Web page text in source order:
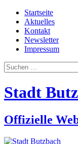
Startseite
Aktuelles
Kontakt
Newsletter
Impressum
Suchen
nach:
Stadt
Offizielle